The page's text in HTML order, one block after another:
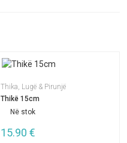
Thika, Lugë & Pirunjë
Thikë 15cm
Në stok
15.90 €